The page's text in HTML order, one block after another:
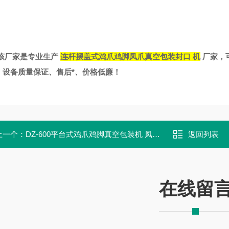
厂家是专业生产 连杆摆盖式鸡爪鸡脚凤爪真空包装封口 机 厂家，
设备质量保证、售后*、价格低廉！
一个： DZ-600平台式鸡爪鸡脚真空包装机 凤爪内抽真空机 返回列表
在线留